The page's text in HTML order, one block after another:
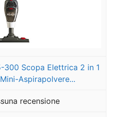
300 Scopa Elettrica 2 in 1
Aspirapolvere...
recensione